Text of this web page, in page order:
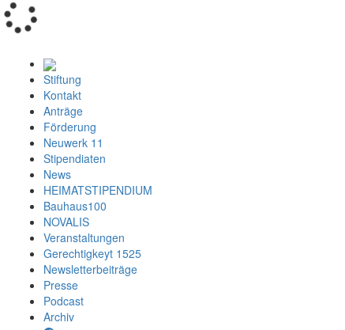
Stiftung
Kontakt
Anträge
Förderung
Neuwerk 11
Stipendiaten
News
HEIMATSTIPENDIUM
Bauhaus100
NOVALIS
Veranstaltungen
Gerechtigkeyt 1525
Newsletterbeiträge
Presse
Podcast
Archiv